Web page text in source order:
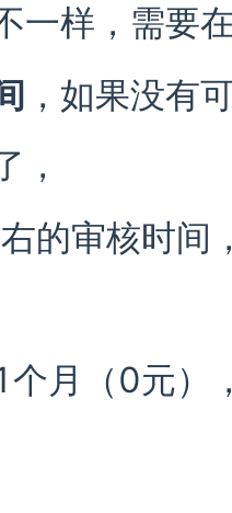
一样，需要
，如果没有
，
的审核时间
月（0元）